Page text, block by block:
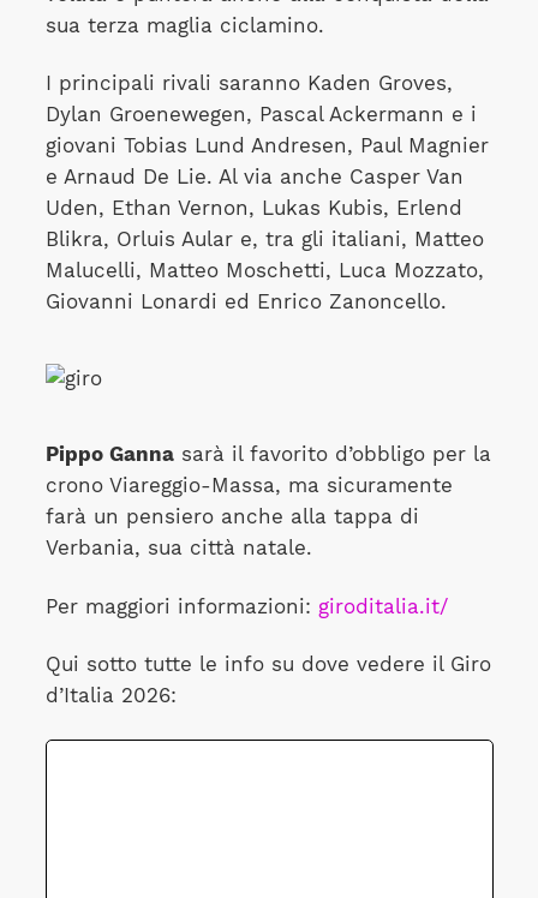
sua terza maglia ciclamino.
I principali rivali saranno Kaden Groves,
Dylan Groenewegen, Pascal Ackermann e i
giovani Tobias Lund Andresen, Paul Magnier
e Arnaud De Lie. Al via anche Casper Van
Uden, Ethan Vernon, Lukas Kubis, Erlend
Blikra, Orluis Aular e, tra gli italiani, Matteo
Malucelli, Matteo Moschetti, Luca Mozzato,
Giovanni Lonardi ed Enrico Zanoncello.
Pippo Gannasarà il favorito d’obbligo per la
crono Viareggio-Massa, ma sicuramente
farà un pensiero anche alla tappa di
Verbania, sua città natale.
Per maggiori informazioni: giroditalia.it/
Qui sotto tutte le info su dove vedere il Giro
d’Italia 2026: